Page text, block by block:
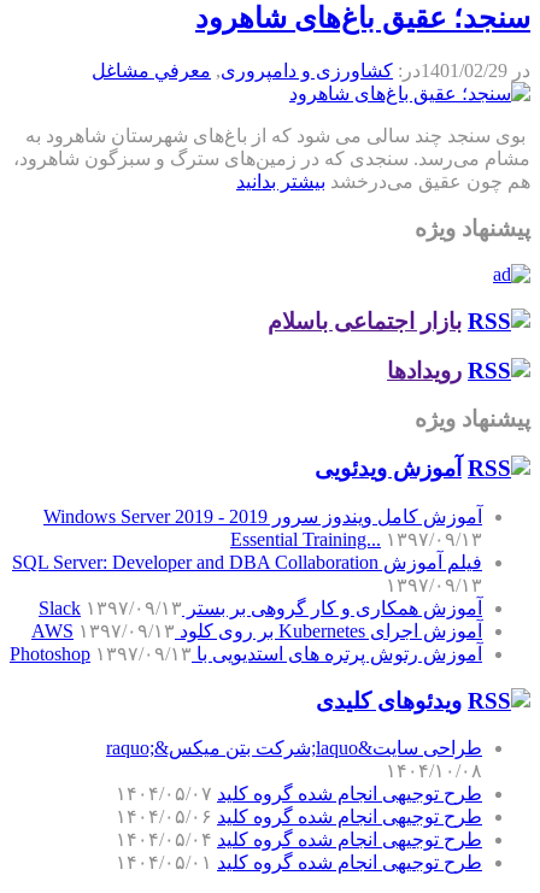
سنجد؛ عقیق باغ‌های شاهرود
در 1401/02/29در: كشاورزی و دامپروری, معرفي مشاغل
بوی سنجد چند سالی می شود که از باغ‌های شهرستان شاهرود به
مشام می‌رسد. سنجدی که در زمین‌های سترگ و سبزگون شاهرود،
هم چون عقیق می‌درخشد بیشتر بدانید
پیشنهاد ویژه
بازار اجتماعی باسلام
رویدادها
پیشنهاد ویژه
آموزش‌ ویدئویی
آموزش کامل ویندوز سرور 2019 - Windows Server 2019
Essential Training... ۱۳۹۷/۰۹/۱۳
فیلم آموزش SQL Server: Developer and DBA Collaboration
۱۳۹۷/۰۹/۱۳
آموزش همکاری و کار گروهی بر بستر Slack ۱۳۹۷/۰۹/۱۳
آموزش اجرای Kubernetes بر روی کلود AWS
۱۳۹۷/۰۹/۱۳
آموزش رتوش پرتره های استدیویی با Photoshop ۱۳۹۷/۰۹/۱۳
ویدئوهای کلیدی
طراحی سایت&laquo;شرکت بتن میکس&raquo;
۱۴۰۴/۱۰/۰۸
طرح توجیهی انجام شده گروه کلید ۱۴۰۴/۰۵/۰۷
طرح توجیهی انجام شده گروه کلید ۱۴۰۴/۰۵/۰۶
طرح توجیهی انجام شده گروه کلید ۱۴۰۴/۰۵/۰۴
طرح توجیهی انجام شده گروه کلید ۱۴۰۴/۰۵/۰۱